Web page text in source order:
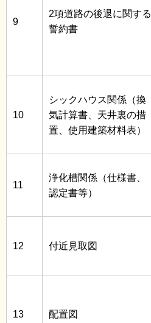
9
2項道路の後退に関する
誓約書
10
シックハウス関係（換
気計算書、天井裏の措
置、使用建築材料表）
11
浄化槽関係（仕様書、
認定書等）
12 付近見取図
13 配置図